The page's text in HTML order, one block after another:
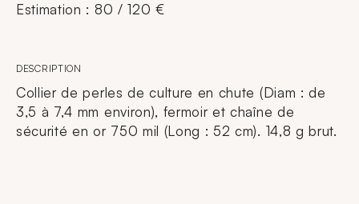
Estimation : 80 / 120 €
DESCRIPTION
Collier de perles de culture en chute (Diam : de
3,5 à 7,4 mm environ), fermoir et chaîne de
sécurité en or 750 mil (Long : 52 cm). 14,8 g brut.